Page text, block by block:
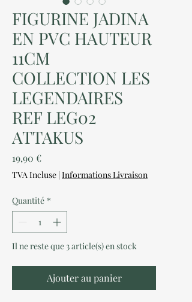
FIGURINE JADINA
EN PVC HAUTEUR
11CM
COLLECTION LES
LEGENDAIRES
REF LEG02
ATTAKUS
19,90 €Prix
TVA Incluse | Informations Livraison
Quantité *
Il ne reste que 3 article(s) en stock
Ajouter au panier